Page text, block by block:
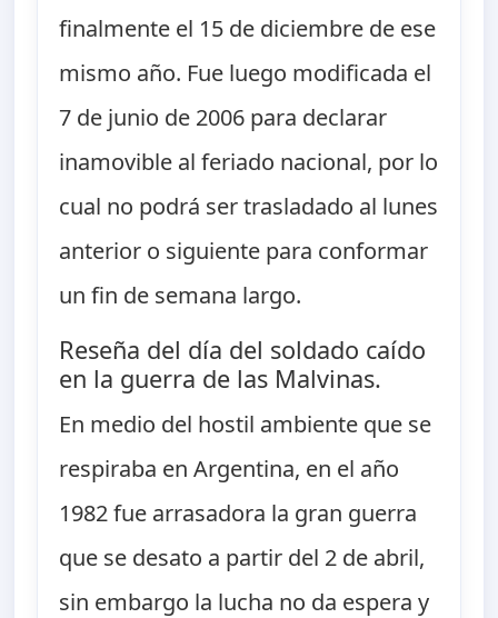
finalmente el 15 de diciembre de ese
mismo año. Fue luego modificada el
7 de junio de 2006 para declarar
inamovible al feriado nacional, por lo
cual no podrá ser trasladado al lunes
anterior o siguiente para conformar
un fin de semana largo.
Reseña del día del soldado caído
en la guerra de las Malvinas.
En medio del hostil ambiente que se
respiraba en Argentina, en el año
1982 fue arrasadora la gran guerra
que se desato a partir del 2 de abril,
sin embargo la lucha no da espera y